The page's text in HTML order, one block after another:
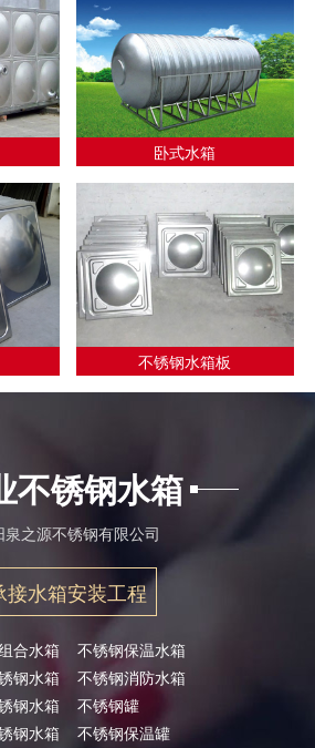
卧式水箱
不锈钢水箱板
不锈钢水箱
泉之源不锈钢有限公司
接水箱安装工程
合水箱
钢水箱
钢水箱
钢水箱
不锈钢保温水箱
不锈钢消防水箱
不锈钢罐
不锈钢保温罐